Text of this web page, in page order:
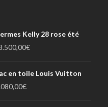
Kelly 28 rose été
€
en toile Louis Vuitton
€